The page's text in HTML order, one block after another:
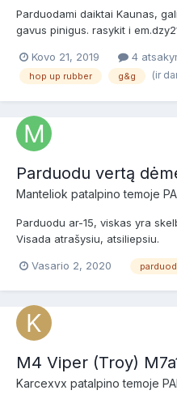
Parduodami daiktai Kaunas,
gavus pinigus. rasykit i
bet bandyta pritaikyt, tai
Kovo 21, 2019 4
hop up rubber g&g (ir
Parduodu vertą
Manteliok patalpino temoje
Parduodu ar-15, viskas yra
Visada atrašysiu, atsiliepsiu.
45755609.html
Vasario 2, 2020
M4 Viper (Troy)
Karcexvx patalpino temoje